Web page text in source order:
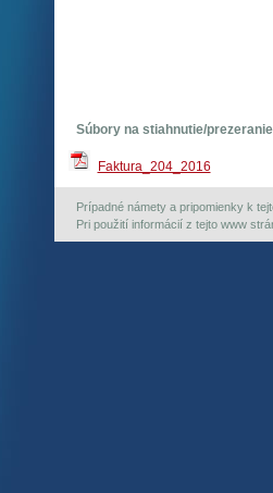
Súbory na stiahnutie/
Faktura_204_2016
Prípadné námety a pripomienky k
Pri použití informácií z tejto www